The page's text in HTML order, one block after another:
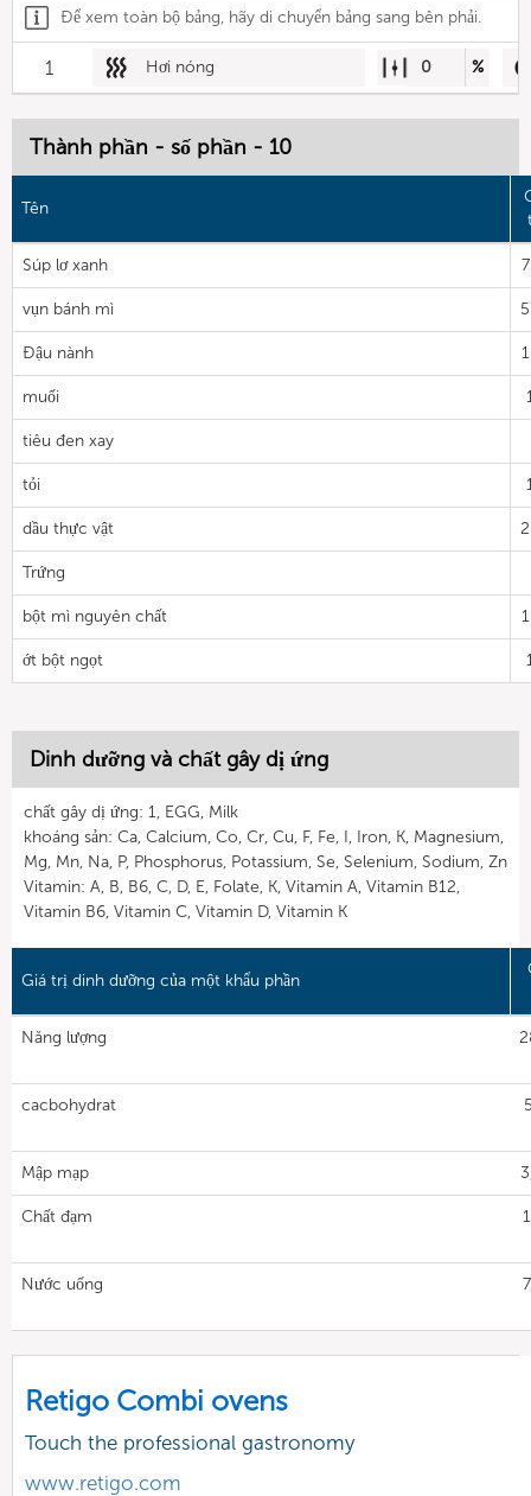
Để xem toàn bộ bảng, hãy di chuyển bảng sang bên phải.
1 Hơi nóng 0 %
Thành phần - số phần - 10
Tên
Súp lơ xanh
vụn bánh mì
Đậu nành
muối
tiêu đen xay
tỏi
dầu thực vật
Trứng
bột mì nguyên chất
ớt bột ngọt
Dinh dưỡng và chất gây dị ứng
chất gây dị ứng: 1, EGG, Milk
khoáng sản: Ca, Calcium, Co, Cr, Cu, F, Fe, I, Iron, K, Magnesium,
Mg, Mn, Na, P, Phosphorus, Potassium, Se, Selenium, Sodium, Zn
Vitamin: A, B, B6, C, D, E, Folate, K, Vitamin A, Vitamin B12,
Vitamin B6, Vitamin C, Vitamin D, Vitamin K
Giá trị dinh dưỡng của một khẩu phần
Năng lượng
cacbohydrat
Mập mạp
Chất đạm
Nước uống
Retigo Combi ovens
Touch the professional gastronomy
www.retigo.com